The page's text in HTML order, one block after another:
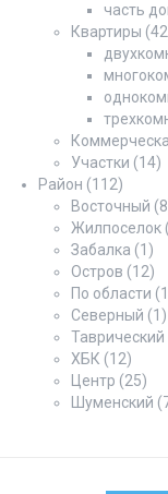
часть
Квартиры
Участки (14)
Район (112)
Восточный
Жилпоселок
Забалка (1)
Остров (12)
По области
Северный (1)
Таврический
ХБК (12)
Центр (25)
Шуменский